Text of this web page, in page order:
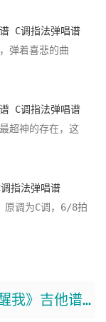
C调指法弹唱谱
弹着喜悲的曲
C调指法弹唱谱
超神的存在，这
指法弹唱谱
原调为C调，6/8拍
0 thoughts on “周汤豪《骂醒我》吉他谱 G调原版弹唱谱/和弦谱”